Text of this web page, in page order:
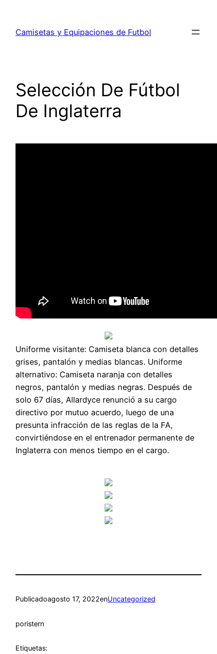
contenido
Camisetas y Equipaciones de Futbol
Selección De Fútbol
De Inglaterra
Uniforme visitante: Camiseta blanca con detalles
grises, pantalón y medias blancas. Uniforme
alternativo: Camiseta naranja con detalles
negros, pantalón y medias negras. Después de
solo 67 días, Allardyce renunció a su cargo
directivo por mutuo acuerdo, luego de una
presunta infracción de las reglas de la FA,
convirtiéndose en el entrenador permanente de
Inglaterra con menos tiempo en el cargo.
Publicadoagosto 17, 2022enUncategorized
poristern
Etiquetas: